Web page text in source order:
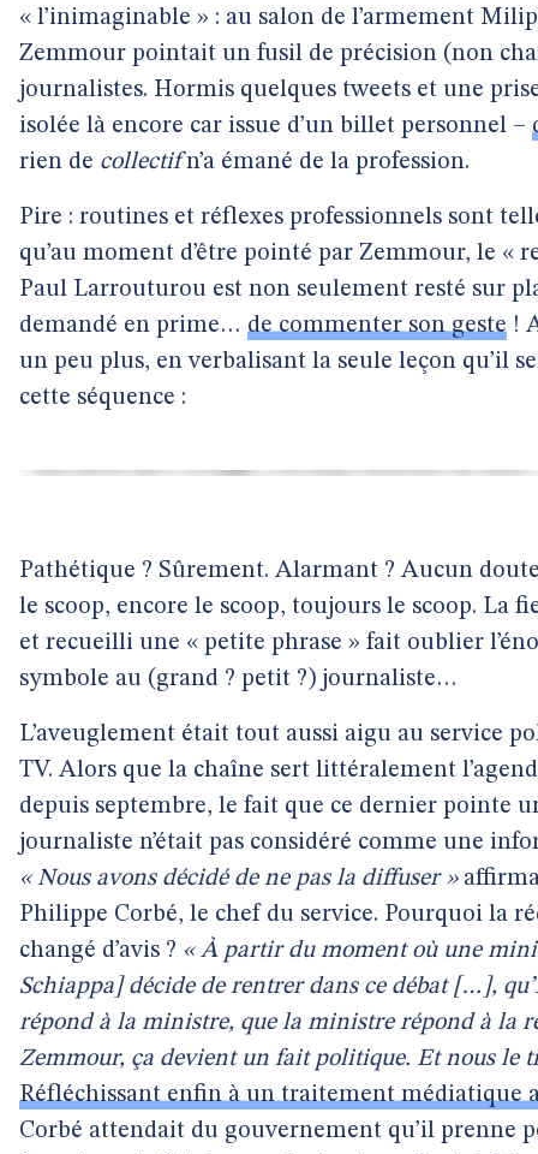
« l’inimaginable » : au salon de l’armement
Zemmour pointait un fusil de précision (non
journalistes. Hormis quelques tweets et une
isolée là encore car issue d’un billet personnel –
rien de collectifn’a émané de la profession.
Pire : routines et réflexes professionnels sont
qu’au moment d’être pointé par Zemmour, le «
Paul Larrouturou est non seulement resté sur
demandé en prime… de commenter son geste !
un peu plus, en verbalisant la seule leçon qu’il
cette séquence :
Pathétique ? Sûrement. Alarmant ? Aucun
le scoop, encore le scoop, toujours le scoop. La
et recueilli une « petite phrase » fait oublier
symbole au (grand ? petit ?) journaliste…
L’aveuglement était tout aussi aigu au service
TV. Alors que la chaîne sert littéralement
depuis septembre, le fait que ce dernier pointe
journaliste n’était pas considéré comme une
« Nous avons décidé de ne pas la diffuser »
Philippe Corbé, le chef du service. Pourquoi la
changé d’avis ? « À partir du moment où une
Schiappa] décide de rentrer dans ce débat […],
répond à la ministre, que la ministre répond à la
Zemmour, ça devient un fait politique. Et nous le
Réfléchissant enfin à un traitement médiatique
Corbé attendait du gouvernement qu’il prenne